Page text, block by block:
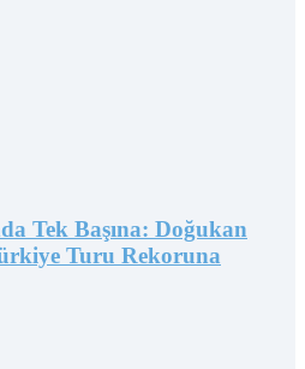
Tek Başına: Doğukan
Turu Rekoruna